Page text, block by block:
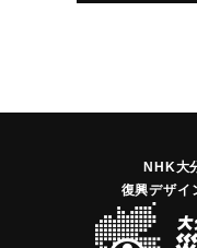
NHK大
復興デザイ